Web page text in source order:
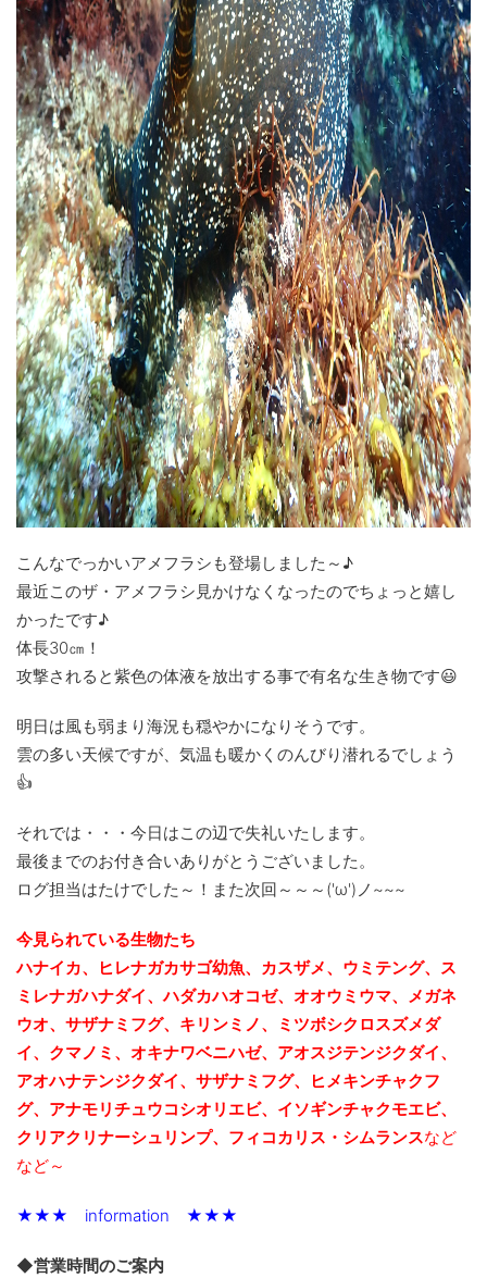
こんなでっかいアメフラシも登場しました～♪
最近このザ・アメフラシ見かけなくなったのでちょっと嬉し
かったです♪
体長30㎝！
攻撃されると紫色の体液を放出する事で有名な生き物です😃
明日は風も弱まり海況も穏やかになりそうです。
雲の多い天候ですが、気温も暖かくのんびり潜れるでしょう
👍
それでは・・・今日はこの辺で失礼いたします。
最後までのお付き合いありがとうございました。
ログ担当はたけでした～！また次回～～～('ω')ノ~~~
今見られている生物たち
ハナイカ、ヒレナガカサゴ幼魚、カスザメ、ウミテング、ス
ミレナガハナダイ、ハダカハオコゼ、オオウミウマ、メガネ
ウオ、サザナミフグ、キリンミノ、ミツボシクロスズメダ
イ、クマノミ、オキナワベニハゼ、アオスジテンジクダイ、
アオハナテンジクダイ、サザナミフグ、ヒメキンチャクフ
グ、アナモリチュウコシオリエビ、 イソギンチャクモエビ、
クリアクリナーシュリンプ、フィコカリス・シムランスなど
など～
★★★ information ★★★
◆営業時間のご案内